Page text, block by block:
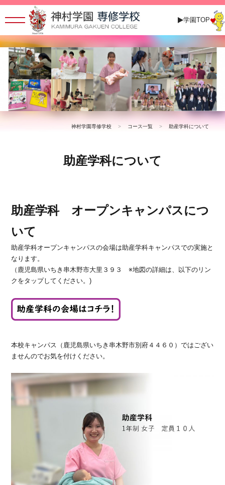
学園TOP
助産学科について
神村学園専修学校 > コース一覧 > 助産学科について
助産学科 オープンキャンパスにつ
いて
助産学科オープンキャンパスの会場は助産学科キャンパスでの実施と
なります。
（鹿児島県いちき串木野市大里３９３ ※地図の詳細は、以下のリン
クをタップしてください。)
本校キャンパス（鹿児島県いちき串木野市別府４４６０）ではござい
ませんのでお気を付けください。